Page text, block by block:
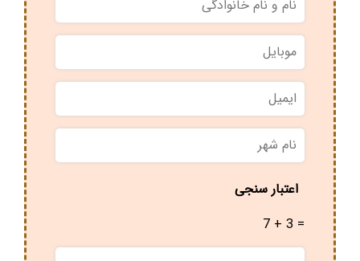
و
نام
خانوادگی
موبایل
ایمیل
نام
شهر *
اعتبار سنجی
7 + 3 =